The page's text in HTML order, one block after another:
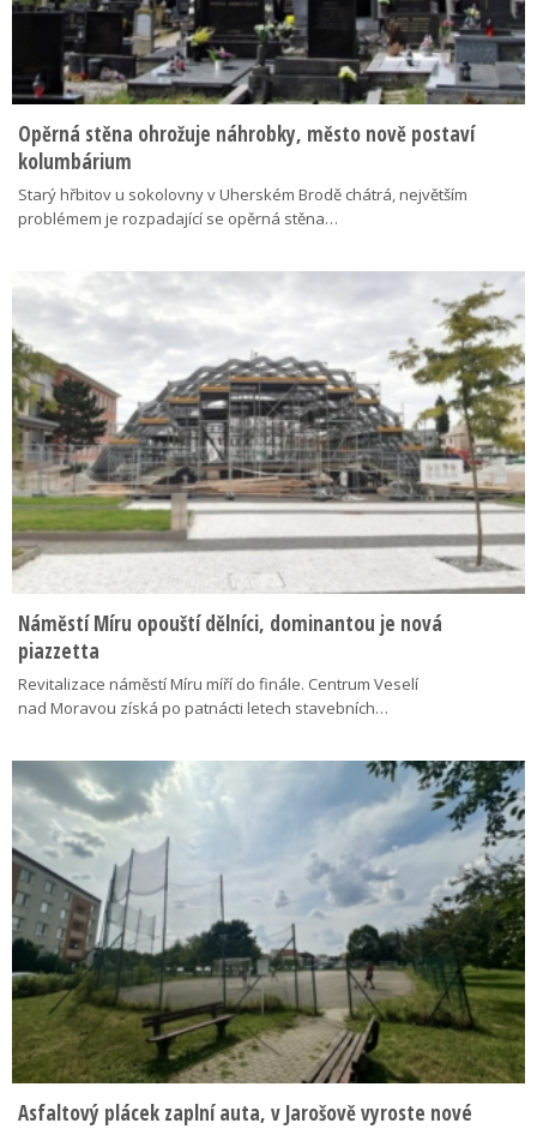
Opěrná stěna ohrožuje náhrobky, město nově postaví
kolumbárium
Starý hřbitov u sokolovny v Uherském Brodě chátrá, největším
problémem je rozpadající se opěrná stěna…
Náměstí Míru opouští dělníci, dominantou je nová
piazzetta
Revitalizace náměstí Míru míří do finále. Centrum Veselí
nad Moravou získá po patnácti letech stavebních…
Asfaltový plácek zaplní auta, v Jarošově vyroste nové